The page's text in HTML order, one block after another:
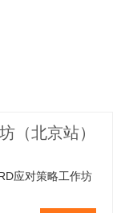
（北京站）
应对策略工作坊